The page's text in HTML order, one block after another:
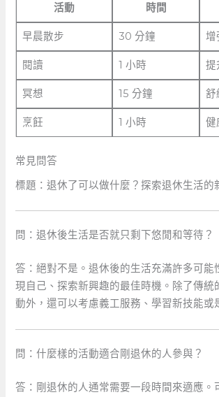
活動 時間
早晨散步 30 分鐘 增
閱讀 1 小時 提
冥想 15⁤ 分鐘 舒
烹飪 1 小時 健
常見問答
標題：退休了可以做什麼？探索退休生活的
問：退休後生活是否就只剩下悠閒和等待？
答：絕對不是。退休後的生活充滿許多可能
現自己、探索新興趣的最佳時機。除了傳統
動外，還可以考慮義工服務、學習新技能或
問：什麼樣的活動適合剛退休的人參與？
答：剛退休的人通常需要一段時間來適應。